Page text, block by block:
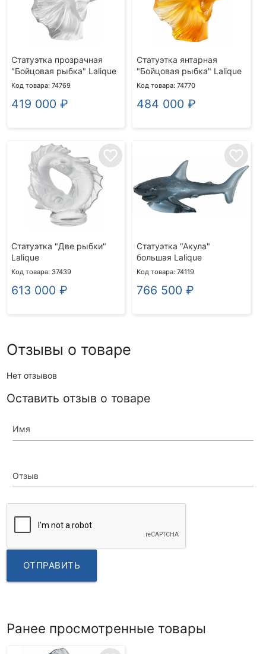
Статуэтка прозрачная
"Бойцовая рыбка" Lalique
Код товара: 74769
419 000 ₽
Статуэтка янтарная
"Бойцовая рыбка" Lalique
Код товара: 74770
484 000 ₽
favorite_border
Статуэтка "Две рыбки"
Lalique
Код товара: 37439
613 000 ₽
favorite_border
Статуэтка "Акула"
большая Lalique
Код товара: 74119
766 500 ₽
Отзывы о товаре
Нет отзывов
Оставить отзыв о товаре
Имя
Отзыв
ОТПРАВИТЬ
Ранее просмотренные товары